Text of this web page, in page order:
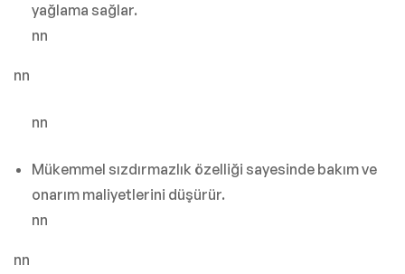
yağlama sağlar.
nn
nn
nn
Mükemmel sızdırmazlık özelliği sayesinde bakım ve
onarım maliyetlerini düşürür.
nn
nn